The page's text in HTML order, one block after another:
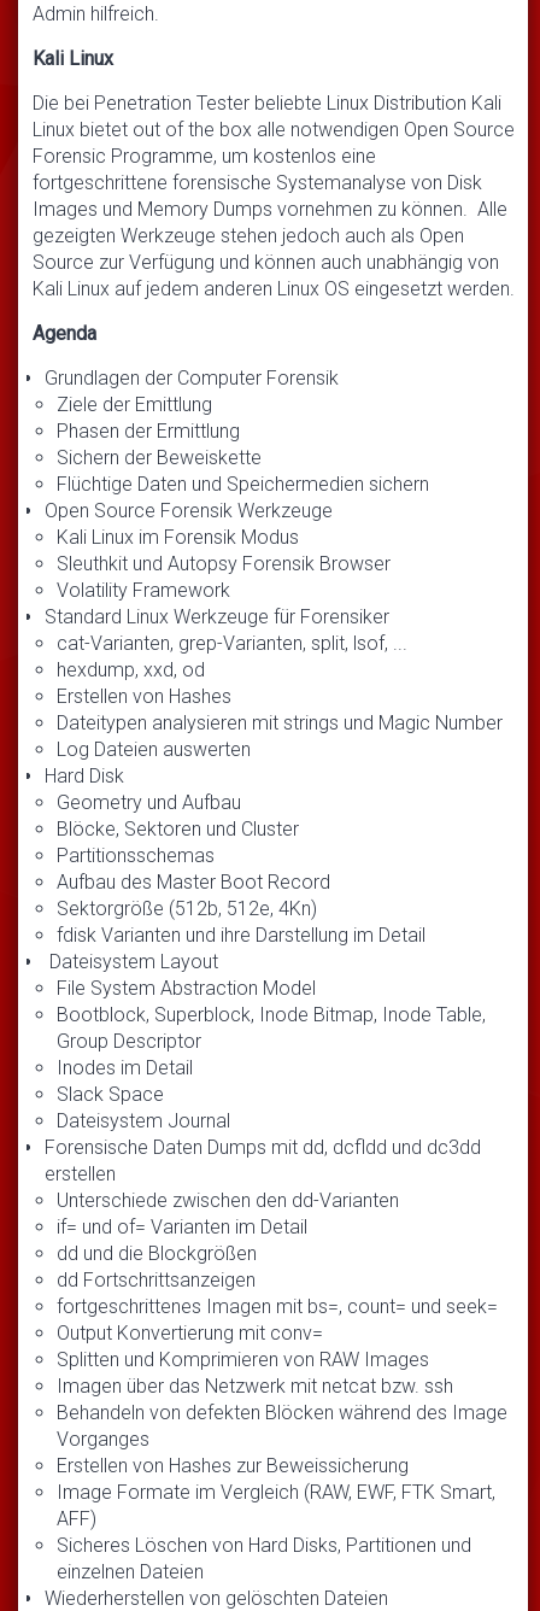
Admin hilfreich.
Kali Linux
Die bei Penetration Tester beliebte Linux Distribution Kali
Linux bietet out of the box alle notwendigen Open Source
Forensic Programme, um kostenlos eine
fortgeschrittene forensische Systemanalyse von Disk
Images und Memory Dumps vornehmen zu können. Alle
gezeigten Werkzeuge stehen jedoch auch als Open
Source zur Verfügung und können auch unabhängig von
Kali Linux auf jedem anderen Linux OS eingesetzt werden.
Agenda
Grundlagen der Computer Forensik
Ziele der Emittlung
Phasen der Ermittlung
Sichern der Beweiskette
Flüchtige Daten und Speichermedien sichern
Open Source Forensik Werkzeuge
Kali Linux im Forensik Modus
Sleuthkit und Autopsy Forensik Browser
Volatility Framework
Standard Linux Werkzeuge für Forensiker
cat-Varianten, grep-Varianten, split, lsof, ...
hexdump, xxd, od
Erstellen von Hashes
Dateitypen analysieren mit strings und Magic Number
Log Dateien auswerten
Hard Disk
Geometry und Aufbau
Blöcke, Sektoren und Cluster
Partitionsschemas
Aufbau des Master Boot Record
Sektorgröße (512b, 512e, 4Kn)
fdisk Varianten und ihre Darstellung im Detail
Dateisystem Layout
File System Abstraction Model
Bootblock, Superblock, Inode Bitmap, Inode Table,
Group Descriptor
Inodes im Detail
Slack Space
Dateisystem Journal
Forensische Daten Dumps mit dd, dcfldd und dc3dd
erstellen
Unterschiede zwischen den dd-Varianten
if= und of= Varianten im Detail
dd und die Blockgrößen
dd Fortschrittsanzeigen
fortgeschrittenes Imagen mit bs=, count= und seek=
Output Konvertierung mit conv=
Splitten und Komprimieren von RAW Images
Imagen über das Netzwerk mit netcat bzw. ssh
Behandeln von defekten Blöcken während des Image
Vorganges
Erstellen von Hashes zur Beweissicherung
Image Formate im Vergleich (RAW, EWF, FTK Smart,
AFF)
Sicheres Löschen von Hard Disks, Partitionen und
einzelnen Dateien
Wiederherstellen von gelöschten Dateien